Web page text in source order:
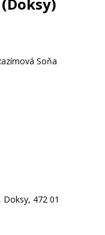
Soňa
472 01